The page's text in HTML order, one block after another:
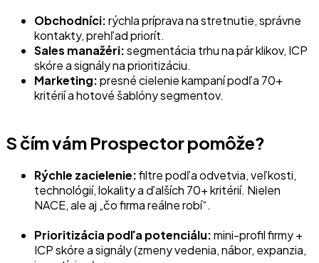
Obchodníci:rýchla príprava na stretnutie, správne
kontakty, prehľad priorít.
Sales manažéri:segmentácia trhu na pár klikov, ICP
skóre a signály na prioritizáciu.
Marketing:presné cielenie kampaní podľa 70+
kritérií a hotové šablóny segmentov.
S čím vám Prospector pomôže?
Rýchle zacielenie:filtre podľa odvetvia, veľkosti,
technológií, lokality a ďalších 70+ kritérií. Nielen
NACE, ale aj „čo firma reálne robí“.
Prioritizácia podľa potenciálu:mini-profil firmy +
ICP skóre a signály (zmeny vedenia, nábor, expanzia,